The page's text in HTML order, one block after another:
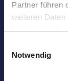
Partner führen
weiteren
Notwendig